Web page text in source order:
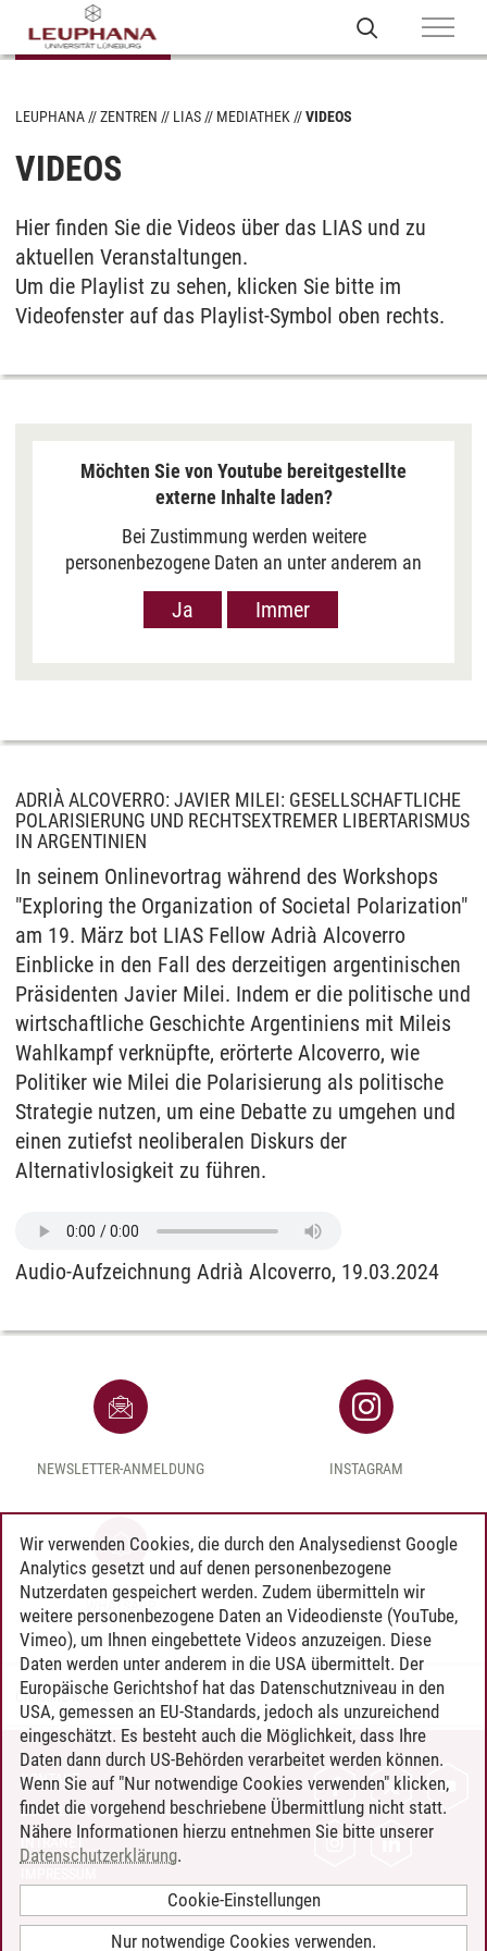
LEUPHANA ZENTREN LIAS MEDIATHEK VIDEOS
VIDEOS
Hier finden Sie die Videos über das LIAS und zu
aktuellen Veranstaltungen.
Um die Playlist zu sehen, klicken Sie bitte im
Videofenster auf das Playlist-Symbol oben rechts.
Möchten Sie von Youtube bereitgestellte
externe Inhalte laden?
Bei Zustimmung werden weitere
personenbezogene Daten an unter anderem an
Google in den USA übermittelt, um Ihnen Youtube-
Videos anzuzeigen. Der Europäische Gerichtshof
an EU-Standards, jedoch als unzureichend
verarbeitet werden können. Klicken Sie auf „Ja“
Videos. Bei Klick auf „Immer“ erfolgt die
Weitergabe generell bei Anzeige von Youtube-
Videos auf unserer Seite. Nähere Informationen
hierzu entnehmen Sie bitte unserer
Datenschutzerklärung.
Ja Immer
ADRIÀ ALCOVERRO: JAVIER MILEI: GESELLSCHAFTLICHE
POLARISIERUNG UND RECHTSEXTREMER LIBERTARISMUS
IN ARGENTINIEN
In seinem Onlinevortrag während des Workshops
"Exploring the Organization of Societal Polarization"
am 19. März bot LIAS Fellow Adrià Alcoverro
Einblicke in den Fall des derzeitigen argentinischen
Präsidenten Javier Milei. Indem er die politische und
wirtschaftliche Geschichte Argentiniens mit Mileis
Wahlkampf verknüpfte, erörterte Alcoverro, wie
Politiker wie Milei die Polarisierung als politische
Strategie nutzen, um eine Debatte zu umgehen und
einen zutiefst neoliberalen Diskurs der
Alternativlosigkeit zu führen.
Audio-Aufzeichnung Adrià Alcoverro, 19.03.2024
NEWSLETTER-ANMELDUNG INSTAGRAM
WHATSAPP
Christine Kramer/26.06.2026
KONTAKT
LEUPHANA ALS ARBEITGEBER
INTRANET
BARRIEREFREIHEIT
Wir verwenden Cookies, die durch den Analysedienst Google
Analytics gesetzt und auf denen personenbezogene
Nutzerdaten gespeichert werden. Zudem übermitteln wir
weitere personenbezogene Daten an Videodienste (YouTube,
Vimeo), um Ihnen eingebettete Videos anzuzeigen. Diese
Daten werden unter anderem in die USA übermittelt. Der
Europäische Gerichtshof hat das Datenschutzniveau in den
USA, gemessen an EU-Standards, jedoch als unzureichend
eingeschätzt. Es besteht auch die Möglichkeit, dass Ihre
Daten dann durch US-Behörden verarbeitet werden können.
Wenn Sie auf "Nur notwendige Cookies verwenden" klicken,
findet die vorgehend beschriebene Übermittlung nicht statt.
Nähere Informationen hierzu entnehmen Sie bitte unserer
Datenschutzerklärung.
Cookie-Einstellungen
Nur notwendige Cookies verwenden.